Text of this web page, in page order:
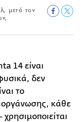
μετά τον
14 είναι
δεν
το
κάθε